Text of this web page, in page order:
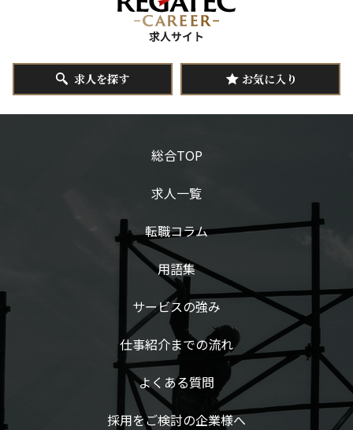
求人を探す お気に入り
総合TOP
求人一覧
転職コラム
用語集
サービスの強み
仕事紹介までの流れ
よくある質問
採用をご検討の企業様へ